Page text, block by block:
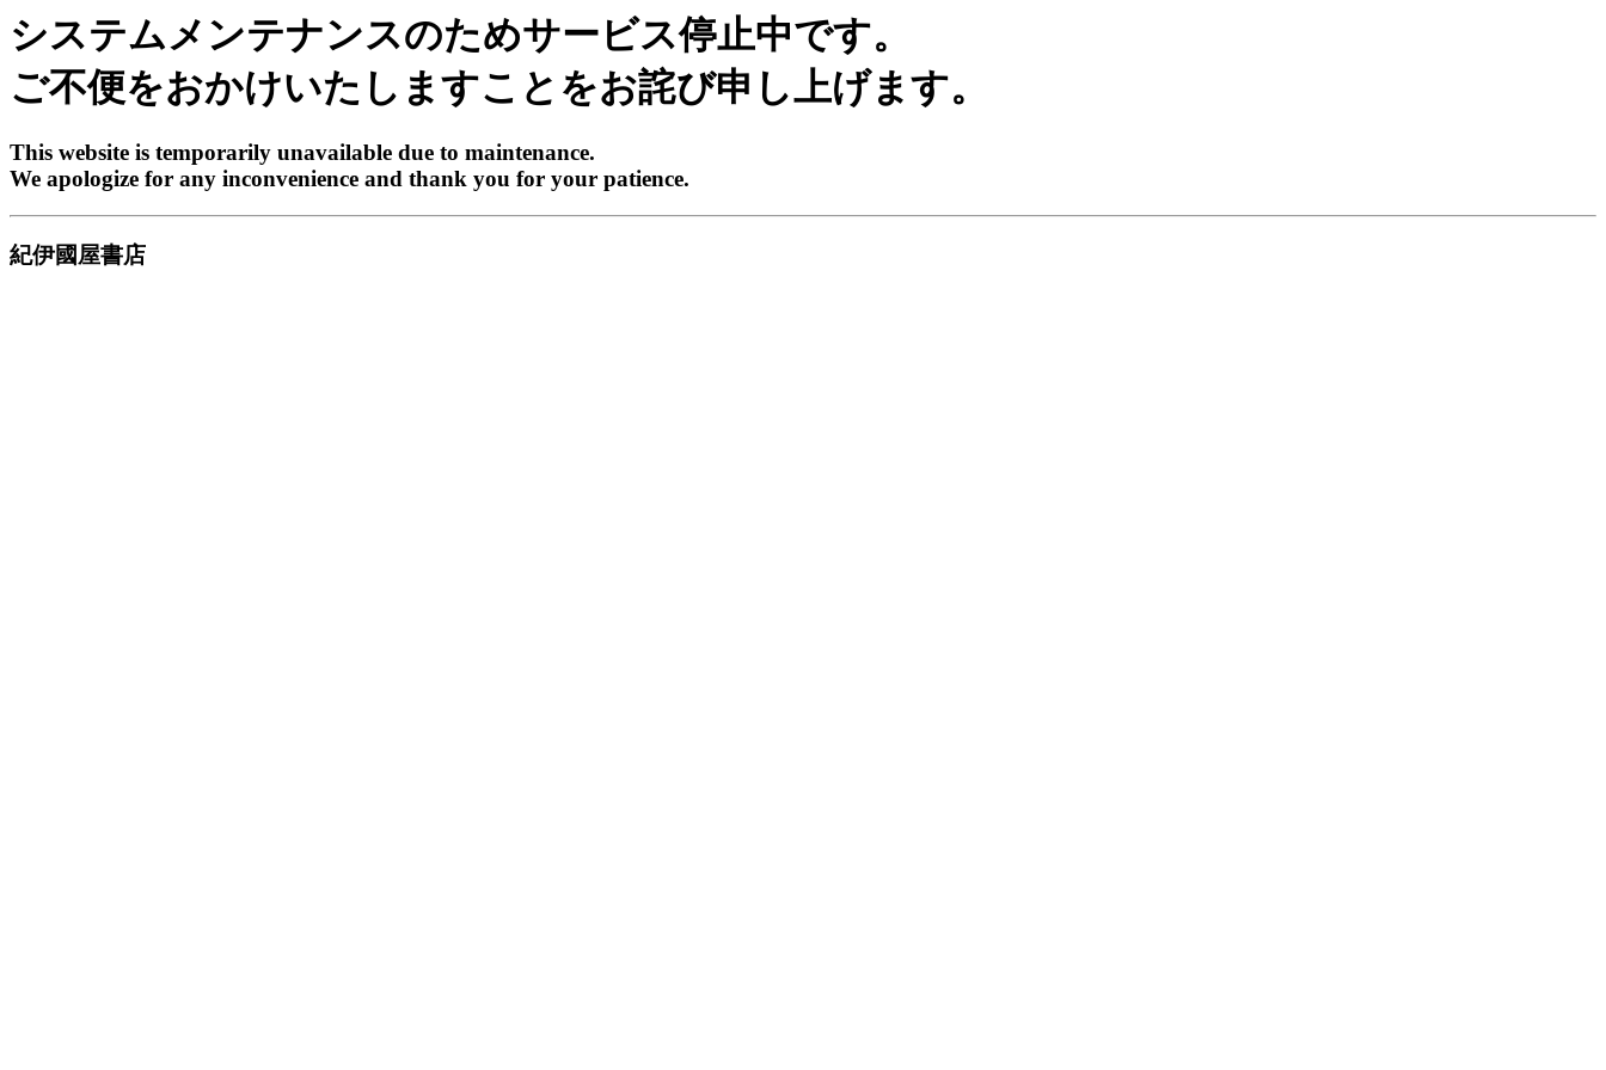
システムメンテナンスのためサービス停止中です。
ご不便をおかけいたしますことをお詫び申し上げます。
This website is temporarily unavailable due to maintenance.
We apologize for any inconvenience and thank you for your patience.
紀伊國屋書店